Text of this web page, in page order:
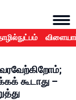
கூடாது –